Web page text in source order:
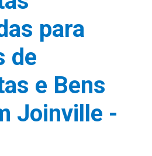
para
de
e Bens
Joinville -